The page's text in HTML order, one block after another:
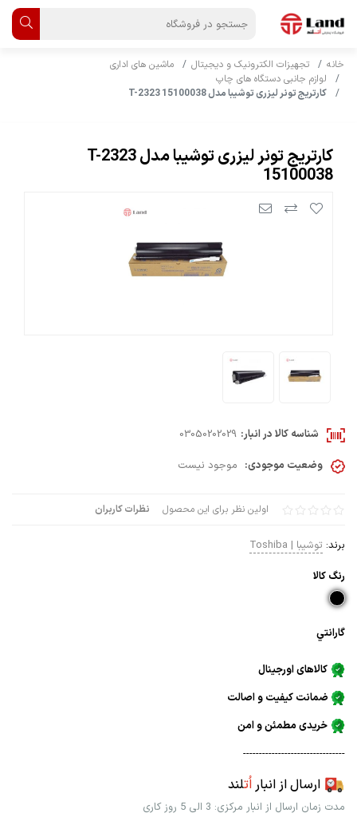
خانه تجهیزات الکترونیک و دیجیتال
ماشین های اداری
لوازم جانبی دستگاه های چاپ
کارتریج تونر لیزری توشیبا مدل T-2323 15100038
کارتریج تونر لیزری توشیبا مدل T-2323
15100038
اولین نظر برای این محصول نظرات کاربران
برند: توشیبا | Toshiba
رنگ كالا
گارانتي
کالاهای اورجینال
ضمانت کیفیت و اصالت
خریدی مطمئن و امن
--------------------------------
ارسال از انباراُتلند
مدت زمان ارسال از انبار مرکزی: 3 الی 5 روز کاری
شناسه کالا در انبار: 03050202029
وضعیت موجودی: موجود نیست